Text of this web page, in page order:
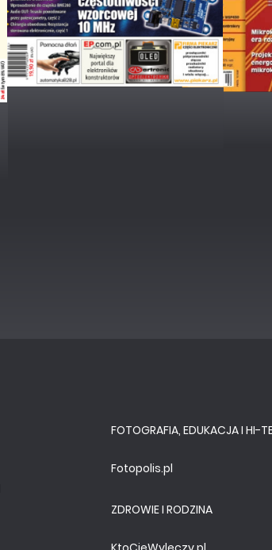
FOTOGRAFIA, EDUKACJA I HI-
Fotopolis.pl
ZDROWIE I RODZINA